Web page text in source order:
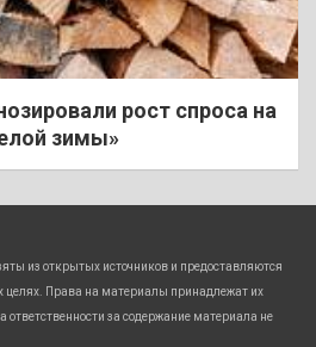
рост спроса на
зимы»
из открытых источников и предоставляются
целях. Права на материалы принадлежат их
за содержание материала не